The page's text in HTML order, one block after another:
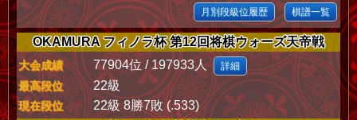
月別段級位履歴 棋譜一覧
OKAMURA フィノラ杯 第12回将棋ウォーズ天帝戦
大会成績 77904位 / 197933人 詳細
最高段位 22級
現在段位
22級 8勝7敗 (.533)